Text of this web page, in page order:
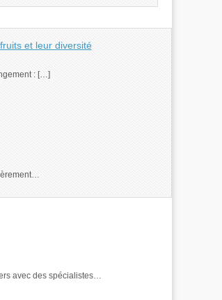
et leur diversité
: […]
avec des spécialistes…